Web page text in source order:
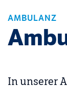
AMBULANZ
In unserer